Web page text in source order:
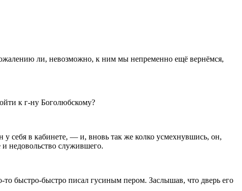
ли, невозможно, к ним мы непременно ещё вернёмся,
к г-ну Боголюбскому?
себя в кабинете, — и, вновь так же колко усмехнувшись, он,
недовольство служившего.
быстро-быстро писал гусиным пером. Заслышав, что дверь его